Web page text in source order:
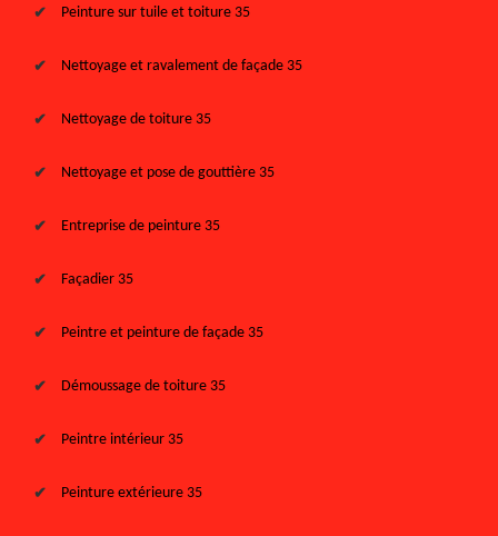
Peinture sur tuile et toiture 35
Nettoyage et ravalement de façade 35
Nettoyage de toiture 35
Nettoyage et pose de gouttière 35
Entreprise de peinture 35
Façadier 35
Peintre et peinture de façade 35
Démoussage de toiture 35
Peintre intérieur 35
Peinture extérieure 35